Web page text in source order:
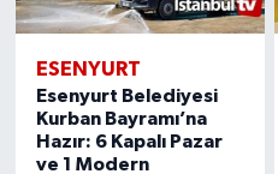
ESENYURT
Esenyurt Belediyesi
Kurban Bayramı’na
Hazır: 6 Kapalı Pazar
ve 1 Modern